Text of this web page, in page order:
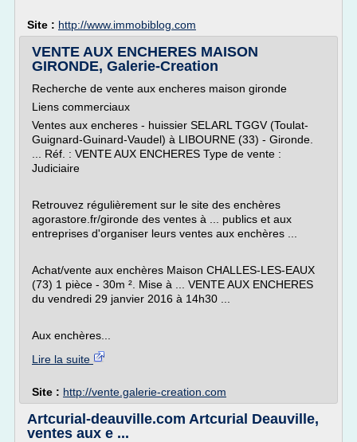
Site : http://www.immobiblog.com
VENTE AUX ENCHERES MAISON
GIRONDE, Galerie-Creation
Recherche de vente aux encheres maison gironde
Liens commerciaux
Ventes aux encheres - huissier SELARL TGGV (Toulat-
Guignard-Guinard-Vaudel) à LIBOURNE (33) - Gironde.
... Réf. : VENTE AUX ENCHERES Type de vente :
Judiciaire
Retrouvez régulièrement sur le site des enchères
agorastore.fr/gironde des ventes à ... publics et aux
entreprises d'organiser leurs ventes aux enchères ...
Achat/vente aux enchères Maison CHALLES-LES-EAUX
(73) 1 pièce - 30m ². Mise à ... VENTE AUX ENCHERES
du vendredi 29 janvier 2016 à 14h30 ...
Aux enchères...
Lire la suite
Site : http://vente.galerie-creation.com
Artcurial-deauville.com Artcurial Deauville,
ventes aux e ...